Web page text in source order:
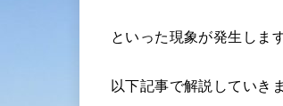
といった現象が発生します
以下記事で解説していきま